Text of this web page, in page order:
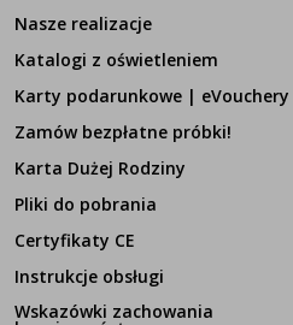
Nasze realizacje
Katalogi z oświetleniem
Karty podarunkowe | eVouchery
Zamów bezpłatne próbki!
Karta Dużej Rodziny
Pliki do pobrania
Certyfikaty CE
Instrukcje obsługi
Wskazówki zachowania